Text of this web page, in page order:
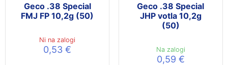
Geco .38 Special
FMJ FP 10,2g (50)
Ni na zalogi
0,53€
Geco .38 Special
JHP votla 10,2g
(50)
Na zalogi
0,59 €